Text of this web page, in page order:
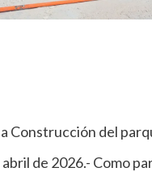
Construcción del
de 2026.- Como